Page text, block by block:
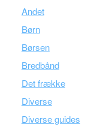
Andet
Børn
Børsen
Bredbånd
Det frække
Diverse
Diverse guides